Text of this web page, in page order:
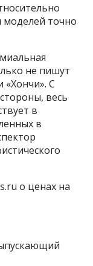
моделей точно
не пишут
«Хончи». С
весь
в
в
о ценах на